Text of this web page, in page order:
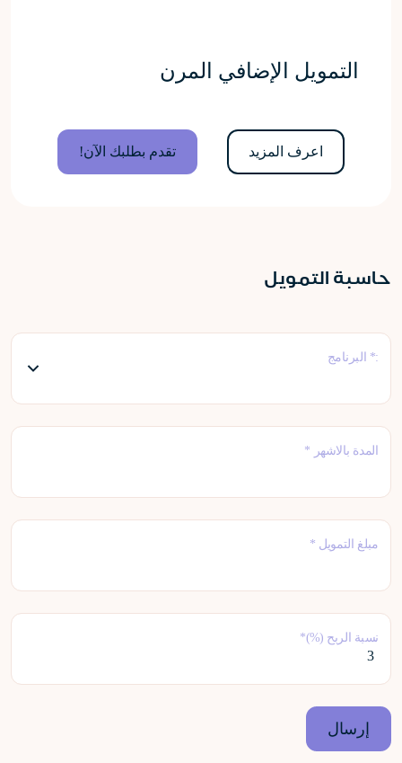
التمويل الإضافي المرن
اعرف المزيد تقدم بطلبك الآن!
حاسبة التمويل
:* البرنامج
المدة بالاشهر *
مبلغ التمويل *
نسبة الربح (%)*